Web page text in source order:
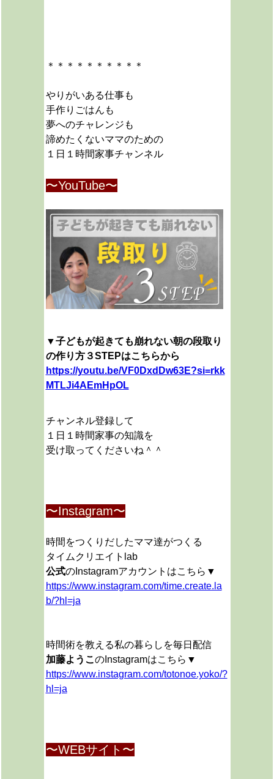
＊＊＊＊＊＊＊＊＊＊
やりがいある仕事も
手作りごはんも
夢へのチャレンジも
諦めたくないママのための
１日１時間家事チャンネル
〜YouTube〜
▼子どもが起きても崩れない朝の段取り
の作り方３STEPはこちらから
https://youtu.be/VF0DxdDw63E?si=rkk
MTLJi4AEmHpOL
チャンネル登録して
１日１時間家事の知識を
受け取ってくださいね＾＾
〜Instagram〜
時間をつくりだしたママ達がつくる
タイムクリエイトlab
公式のInstagramアカウントはこちら▼
https://www.instagram.com/time.create.la
b/?hl=ja
時間術を教える私の暮らしを毎日配信
加藤ようこ のInstagramはこちら▼
https://www.instagram.com/totonoe.yoko/?
hl=ja
〜WEBサイト〜